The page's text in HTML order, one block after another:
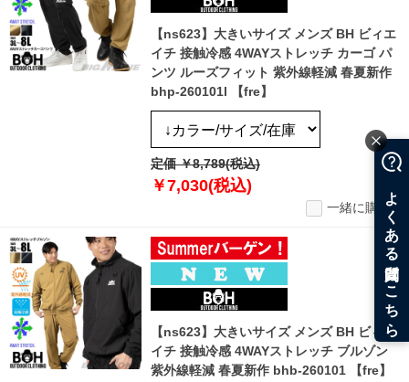
【ns623】大きいサイズ メンズ BH ビィエ
イチ 接触冷感 4WAYストレッチ カーゴ パ
ンツ ルーズフィット 紫外線軽減 春夏新作
bhp-260101l 【fre】
定価 ￥8,789(税込)
￥7,030(税込)
一緒に購入
【ns623】大きいサイズ メンズ BH ビィエ
イチ 接触冷感 4WAYストレッチ ブルゾン
紫外線軽減 春夏新作 bhb-260101 【fre】